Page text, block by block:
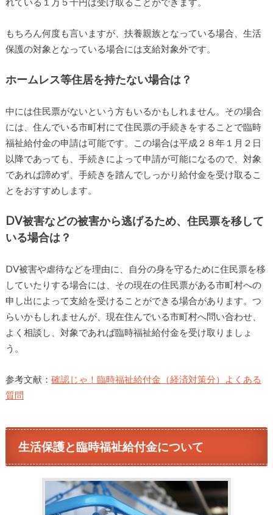
もちろん何度も言いますが、扶養親族となっている場合、生活
保護の対象となっている場合には支給対象外です。
ホームレス等住居を持たない場合は？
中には住民票がないという方もいるかもしれません。その場合
には、住んでいる市町村にて住民票の手続きをすることで臨時
福祉給付金の申請は可能です。この場合は平成２８年１月２日
以降であっても、手続きによって申請が可能になるので、対象
であれば諦めず、手続きを踏んでしっかり給付金を受け取るこ
とをおすすめします。
DV被害などの被害から逃げるため、住民票を移して
いる場合は？
DV被害や虐待などを理由に、自分の身を守るために住民票を移
していたりする場合には、その現在の住民票がある市町村への
申し出によって支給を受けることができる場合があります。つ
らいかもしれませんが、現在住んでいる市町村へ問い合わせ、
よく相談し、対象であれば臨時福祉給付金を受け取りましょ
う。
参考文献： 確認じゃ！臨時福祉給付金（経済対策分）よくある
質問
生活保護と臨時福祉給付金について